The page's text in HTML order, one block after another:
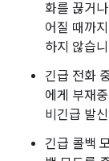
화를 끊거
어질 때까
하지 않습
긴급 전화
에게 부재
비긴급 발
긴급 콜백